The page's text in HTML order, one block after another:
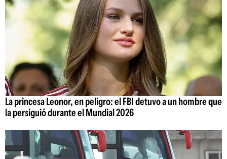
La princesa Leonor, en peligro: el FBI detuvo a un hombre que
la persiguió durante el Mundial 2026